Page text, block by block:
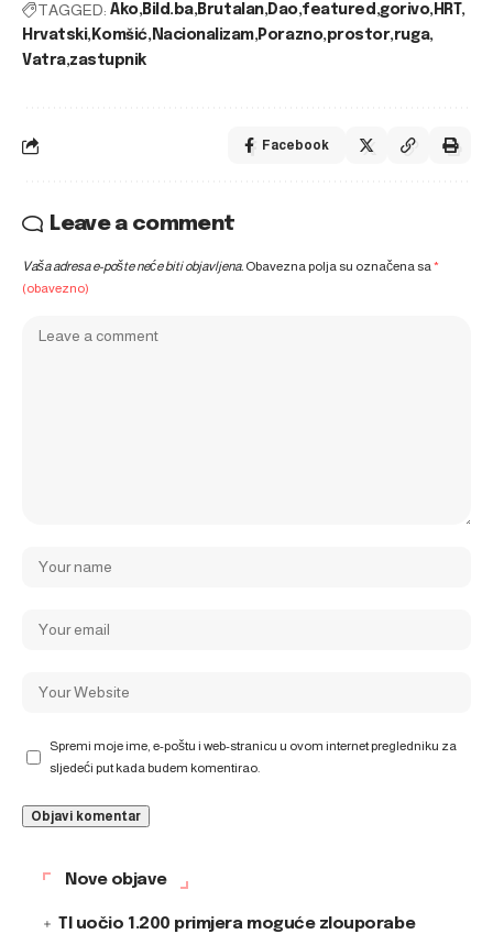
TAGGED: Ako Bild.ba Brutalan Dao featured gorivo HRT
Hrvatski Komšić Nacionalizam Porazno prostor ruga
Vatra zastupnik
Facebook
Leave a comment
Vaša adresa e-pošte neće biti objavljena. Obavezna polja su označena sa*
(obavezno)
Spremi moje ime, e-poštu i web-stranicu u ovom internet pregledniku za
sljedeći put kada budem komentirao.
Nove objave
TI uočio 1.200 primjera moguće zlouporabe